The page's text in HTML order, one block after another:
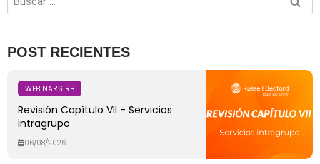
POST RECIENTES
WEBINARS RB
Revisión Capítulo VII - Servicios
intragrupo
06/08/2026